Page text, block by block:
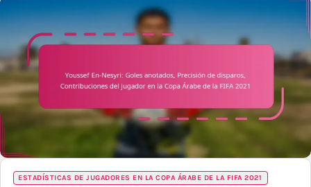
ESTADÍSTICAS DE JUGADORES EN LA COPA ÁRABE DE LA FIFA 2021